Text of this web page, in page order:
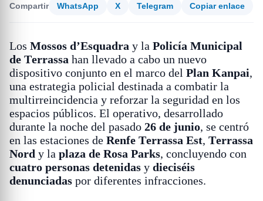
Compartir WhatsApp X Telegram Copiar enlace
Los Mossos d’Esquadra y la Policía Municipal
de Terrassa han llevado a cabo un nuevo
dispositivo conjunto en el marco del Plan Kanpai,
una estrategia policial destinada a combatir la
multirreincidencia y reforzar la seguridad en los
espacios públicos. El operativo, desarrollado
durante la noche del pasado 26 de junio, se centró
en las estaciones de Renfe Terrassa Est, Terrassa
Nord y la plaza de Rosa Parks, concluyendo con
cuatro personas detenidas y dieciséis
denunciadas por diferentes infracciones.